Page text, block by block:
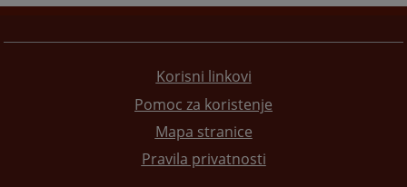
Korisni linkovi
Pomoc za koristenje
Mapa stranice
Pravila privatnosti